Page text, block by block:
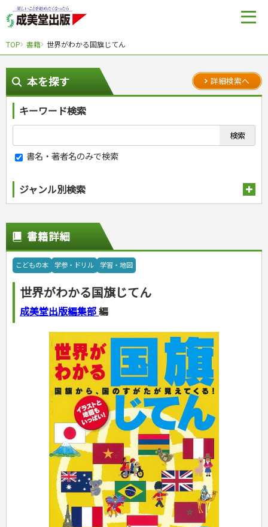
TOP 書籍 世界がわかる国旗じてん
本を探す 詳細検索へ
キーワード検索
書名・著者名のみで検索
ジャンル別検索
スポーツ
スポーツルール
野球
ゴルフ
ジュニアスポーツ
その他スポーツ
自然・アウトドア・ペット
アウトドア
犬・猫
園芸・野菜づくり
雑学
娯楽・ゲーム・占い
ナンプレ
ゲーム・マジック
家相・風水・占い
カルチャー・芸術・趣味
音楽・楽器
趣味・鑑賞・カメラ
辞典
語学・旅行会話
運転免許
原付・二輪
生活・暮らし
料理
料理・レシピ
各国料理
お弁当
健康メニュー・ダイエット
調理器具クッキング
お菓子・ケーキ・パン
飲み物・お酒
手芸・クラフト
ソーイング
クラフト
インテリア・ハウジング
収納・掃除・暮らし
美容・ファッション
ダイエット・エクササイズ
メイク・ネイル・ヘア
着物・着つけ
冠婚葬祭・手紙・ペン字
冠婚葬祭・スピーチ・マナー
手紙・ペン字
妊娠・出産・育児
妊娠・出産・育児
離乳食・幼児食・こどもレシピ
健康と保育
家庭医学・健康
ツボ・マッサージ
家庭医学・病気
健康知識
看護・介護
看護一般
介護一般
保育・教育
パネルシアター
こどもの本
児童一般
おりがみ・あやとり
なぞなぞ・ゲーム
占い・心理ゲーム
のりもの・ずかん
読み物・絵本
音と光のでる絵本
学参・ドリル
夏休みドリル
総復習ドリル
学習・地図
自由研究・読書感想文
えんぴつちょう
就職活動
就職活動
公務員試験
資格試験
検定試験・資格試験
英語検定・TOEIC
漢字検定・数学検定
簿記検定
看護・薬学
ケアマネジャー
介護・社会福祉士
司法書士・社労士
行政書士・宅建
衛生管理・運行管理
建築・土木
電気・危険物
調理師
ビジネス
経営・経済・法律
マネー・株・資産
ビジネス・法律
簿記・経理・税金・保険
その他ビジネス
自己啓発
自己啓発
ビジネス読み物
旅行・歴史
国内・海外旅行
国外旅行
国内旅行
散歩・グルメ
地理・歴史
地理・地図
成美文庫
その他文庫
ダイアリー
ダイアリー
プラチナダイアリー プレステージ
書籍詳細
こどもの本 学参・ドリル 学習・地図
世界がわかる国旗じてん
成美堂出版編集部編